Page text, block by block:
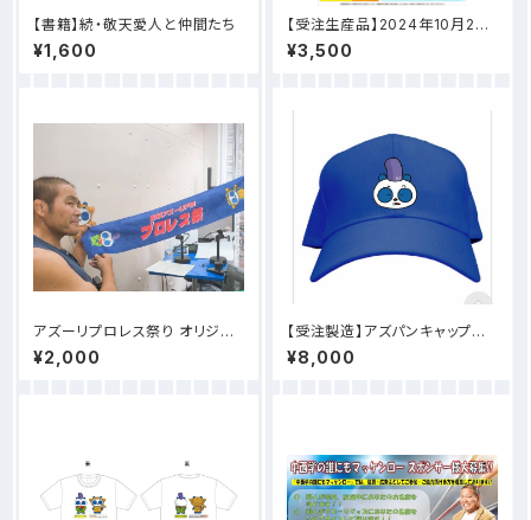
【書籍】続・敬天愛人と仲間たち
¥1,600
【受注生産品】2024年10月27
日鳥越アズーリFM開局4周年記
念大会 アズーリプロレス祭DV
¥3,500
アズーリプロレス祭り オリジナ
ルタオル出来ました！！
¥2,000
【受注製造】アズパンキャップ
少しお時間もらいます！
¥8,000